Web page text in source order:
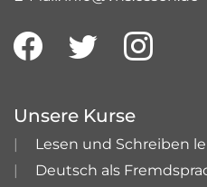
Unsere Kurse
Lesen und Schreiben
Deutsch als